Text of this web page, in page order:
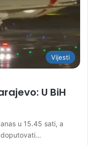
Vijesti
U BiH
u 15.45 sati, a
doputovati…